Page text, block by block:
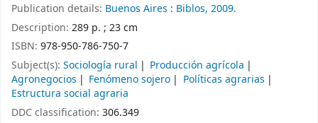
Publication details: Buenos Aires : Biblos, 2009.
Description: 289 p. ; 23 cm
ISBN: 978-950-786-750-7
Subject(s): Sociología rural
Producción agrícola
Agronegocios
Fenómeno sojero
Políticas agrarias
Estructura social agraria
DDC classification: 306.349